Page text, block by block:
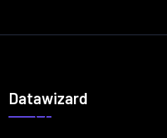
Datawizard